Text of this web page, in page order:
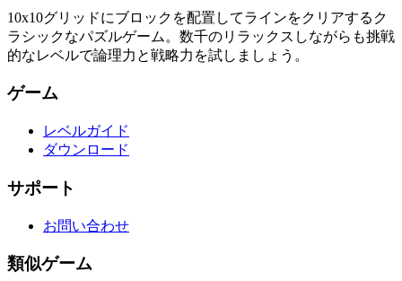
10x10グリッドにブロックを配置してラインをクリアするク
ラシックなパズルゲーム。数千のリラックスしながらも挑戦
的なレベルで論理力と戦略力を試しましょう。
ゲーム
レベルガイド
ダウンロード
サポート
お問い合わせ
類似ゲーム